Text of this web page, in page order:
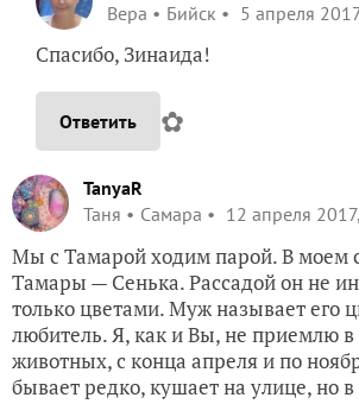
Вера Бийск 5 апреля
Спасибо, Зинаида!
Ответить ✿
TanyaR
Таня
Самара 12 апреля
Мы с Тамарой ходим парой. В моем
Тамары — Сенька. Рассадой он не
только цветами. Муж называет его
любитель. Я, как и Вы, не приемлю в
животных, с конца апреля и по
бывает редко, кушает на улице, но